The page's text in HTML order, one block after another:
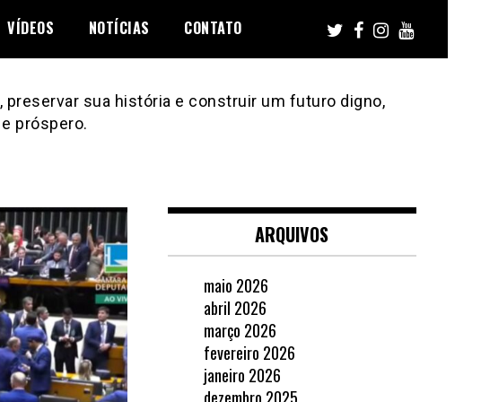
VÍDEOS NOTÍCIAS CONTATO
preservar sua história e construir um futuro digno,
próspero.
ARQUIVOS
maio 2026
abril 2026
março 2026
fevereiro 2026
janeiro 2026